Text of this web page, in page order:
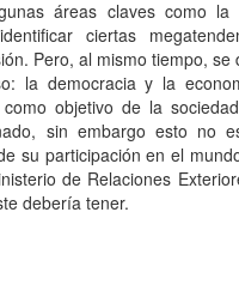
áreas claves como
ciertas
Pero, al mismo tiempo,
la democracia y la
objetivo de la
sin embargo esto no
su participación en el
de Relaciones
debería tener.